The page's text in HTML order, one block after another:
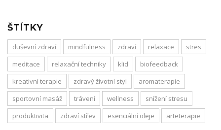
ŠTÍTKY
duševní zdraví mindfulness zdraví relaxace
stres
meditace
relaxační techniky klid
biofeedback
kreativní terapie
zdravý životní styl
aromaterapie
sportovní masáž
trávení wellness
snížení stresu
produktivita
zdraví střev esenciální oleje arteterapie